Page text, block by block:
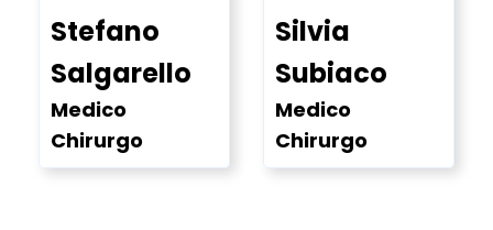
Stefano
Salgarello
Medico
Chirurgo
Silvia
Subiaco
Medico
Chirurgo